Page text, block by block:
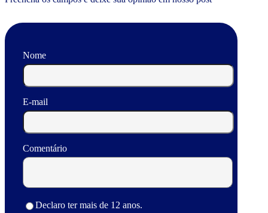
Nome
E-mail
Comentário
Declaro ter mais de 12 anos.